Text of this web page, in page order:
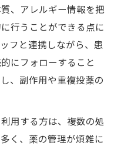
、アレルギー情報を把
行うことができる点に
フと連携しながら、患
にフォローすること
、副作用や重複投薬の
用する方は、複数の処
く、薬の管理が煩雑に